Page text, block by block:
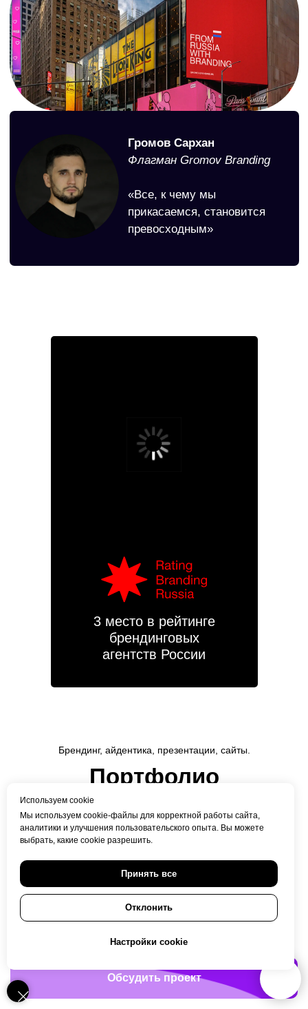
3 место в рейтинге
брендинговых
агентств России
Портфолио
брендингового
агентства Gromov
Branding
Брендинг, айдентика, презентации, сайты.
Наше брендинговое агентство
системно и креативно подходит
к проектированию, создавая
любого масштаба и отрасли.
Ребрендинг авиакомпании
Брендинг ресторана
Портфолио Громов
Брендинг
Главный стратег брендингового
агентства Gromov Branding.
Написала статью про брендинг,
собрались.
Обсудить проект
Используем cookie
Мы используем cookie-файлы для корректной работы сайта,
аналитики и улучшения пользовательского опыта. Вы можете
выбрать, какие cookie разрешить.
Принять все
Отклонить
Настройки cookie